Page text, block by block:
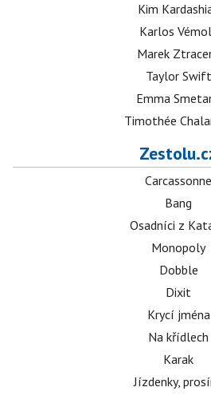
Kim
Karlos
Marek
Taylor Swift
Emma
Timothée
Carcassonne
Bang
Osadníci z
Monopoly
Dobble
Dixit
Krycí jména
Na křídlech
Karak
Jízdenky,